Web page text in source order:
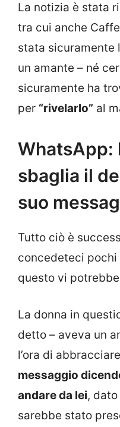
La notizia è stata
tra cui anche
stata sicuramente
un amante – né
sicuramente ha
per “rivelarlo” al
WhatsApp:
sbaglia il
suo
Tutto ciò è
concedeteci pochi
questo vi
La donna in
detto – aveva un
l’ora di
messaggio
andare da lei,
sarebbe stato